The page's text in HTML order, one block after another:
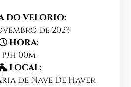
DO VELORIO:
de 2023
HORA:
19h 00m
LOCAL:
de Nave De Haver